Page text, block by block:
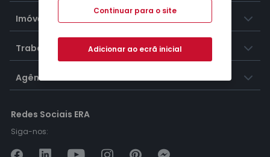
Imóveis
Trabalhar na ERA
Agências ERA
Redes Sociais ERA
Siga-nos:
Continuar para o site
Adicionar ao ecrã inicial